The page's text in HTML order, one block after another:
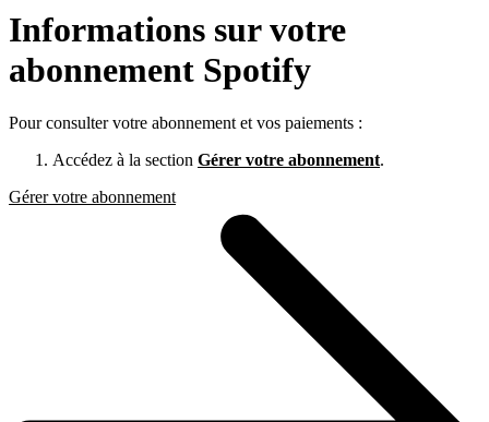
Informations sur votre
abonnement Spotify
Pour consulter votre abonnement et vos paiements :
Accédez à la section Gérer votre abonnement.
Gérer votre abonnement